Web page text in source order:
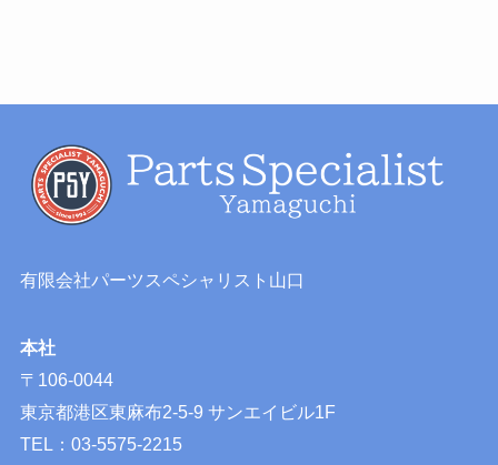
有限会社パーツスペシャリスト山口
本社
〒106-0044
東京都港区東麻布2-5-9 サンエイビル1F
TEL：03-5575-2215